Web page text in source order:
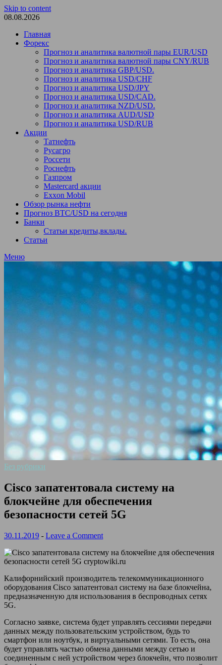
Skip to content
08.08.2026
Главная
Форекс
Прогноз и аналитика валютной пары EUR/USD
Прогноз и аналитика валютной пары CNY/RUB
Прогноз и аналитика GBP/USD.
Прогноз и аналитика USD/CHF
Прогноз и аналитика USD/JPY
Прогноз и аналитика USD/CAD.
Прогноз и аналитика NZD/USD.
Прогноз и аналитика AUD/USD
Прогноз и аналитика USD/RUB
Акции
Татнефть
Русагро
Россети
Роснефть
Газпром
Mastercard акции
Exxon Mobil
Обзор рынка нефти
Прогноз BTC/USD на сегодня
Банки
Статьи кредиты,вклады.
Статьи
Меню
Без рубрики
Cisco запатентовала систему на
блокчейне для обеспечения
безопасности сетей 5G
30.11.2019 - Leave a Comment
Калифорнийский производитель телекоммуникационного
оборудования Cisco запатентовал систему на базе блокчейна,
предназначенную для использования в беспроводных сетях
5G.
Согласно заявке, система будет управлять сессиями передачи
данных между пользовательским устройством, будь то
смартфон или ноутбук, и виртуальными сетями. То есть, она
будет управлять частью обмена данными между сетью и
соединенным с ней устройством через блокчейн, что позволит